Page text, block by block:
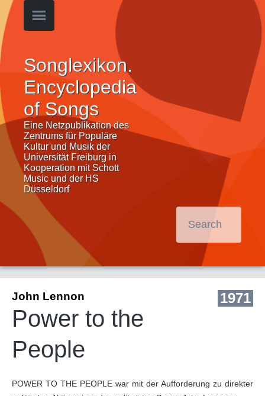
Songlexikon.
Encyclopedia
of Songs
Eine Netzpublikation des
Zentrums für Populäre
Kultur und Musik der
Universität Freiburg in
Kooperation mit Schott
Music und der HS
Düsseldorf
1971
John Lennon
Power to the
People
POWER TO THE PEOPLE war mit der Aufforderung zu direkter